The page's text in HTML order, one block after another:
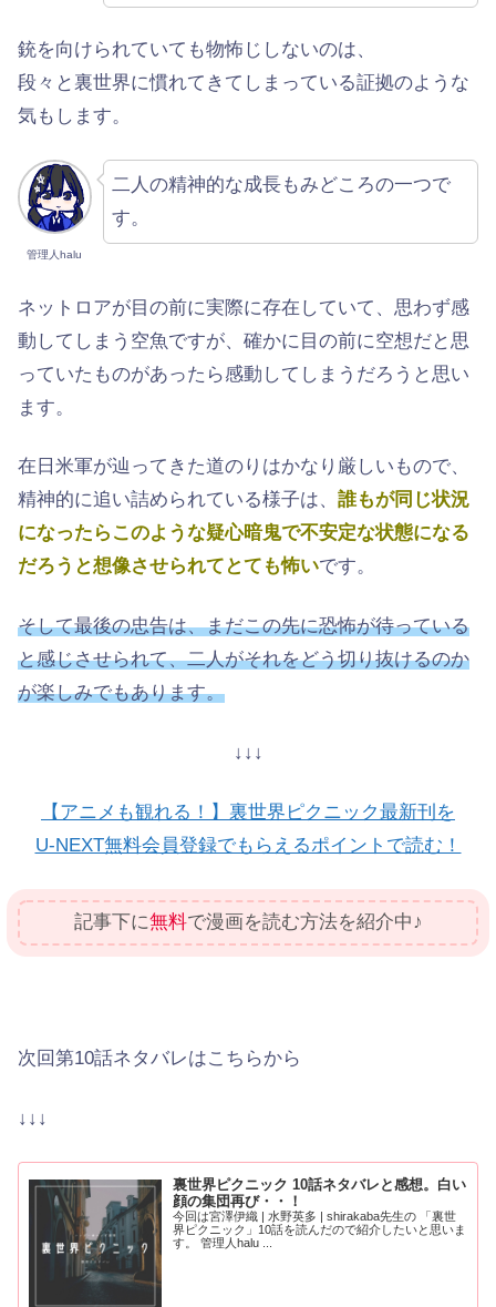
銃を向けられていても物怖じしないのは、
段々と裏世界に慣れてきてしまっている証拠のような
気もします。
管理人halu
二人の精神的な成長もみどころの一つで
す。
ネットロアが目の前に実際に存在していて、思わず感
動してしまう空魚ですが、確かに目の前に空想だと思
っていたものがあったら感動してしまうだろうと思い
ます。
在日米軍が辿ってきた道のりはかなり厳しいもので、
精神的に追い詰められている様子は、 誰もが同じ状況
になったらこのような疑心暗鬼で不安定な状態になる
だろうと想像させられてとても怖いです。
そして最後の忠告は、まだこの先に恐怖が待っている
と感じさせられて、二人がそれをどう切り抜けるのか
が楽しみでもあります。
↓↓↓
【アニメも観れる！】裏世界ピクニック最新刊を
U-NEXT無料会員登録でもらえるポイントで読む！
記事下に無料で漫画を読む方法を紹介中♪
次回第10話ネタバレはこちらから
↓↓↓
裏世界ピクニック 10話ネタバレと感想。白い
顔の集団再び・・！
今回は宮澤伊織 | 水野英多 | shirakaba先生の 「裏世
界ピクニック」10話を読んだので紹介したいと思いま
す。 管理人halu ...